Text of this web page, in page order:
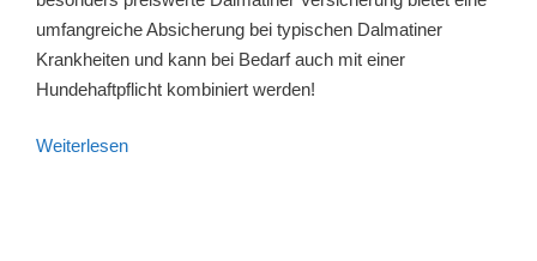
umfangreiche Absicherung bei typischen Dalmatiner
Krankheiten und kann bei Bedarf auch mit einer
Hundehaftpflicht kombiniert werden!
Weiterlesen